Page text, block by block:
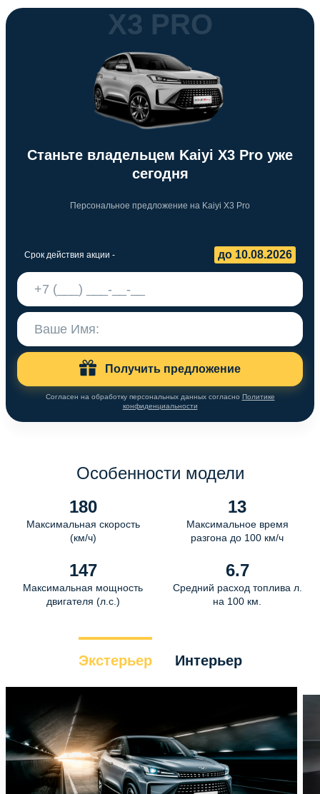
Станьте владельцем Kaiyi X3 Pro уже
сегодня
Персональное предложение на Kaiyi X3 Pro
Срок действия акции - до 10.08.2026
Получить предложение
Согласен на обработку персональных данных согласно Политике
конфиденциальности
X3 PRO
Особенности модели
180
Максимальная скорость
(км/ч)
13
Максимальное время
разгона до 100 км/ч
147
Максимальная мощность
двигателя (л.с.)
6.7
Средний расход топлива л.
на 100 км.
Экстерьер Интерьер